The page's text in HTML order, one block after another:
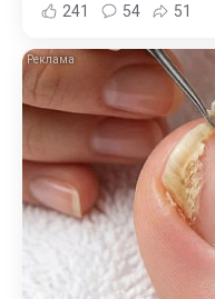
241 54 51